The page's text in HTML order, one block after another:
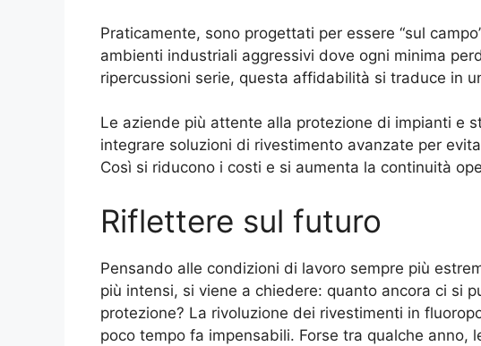
Praticamente, sono progettati per essere “sul
ambienti industriali aggressivi dove ogni minima
ripercussioni serie, questa affidabilità si traduce in
Le aziende più attente alla protezione di impianti e
integrare soluzioni di rivestimento avanzate per
Così si riducono i costi e si aumenta la continuità
Riflettere sul futuro
Pensando alle condizioni di lavoro sempre più
più intensi, si viene a chiedere: quanto ancora ci si
protezione? La rivoluzione dei rivestimenti in
poco tempo fa impensabili. Forse tra qualche anno,